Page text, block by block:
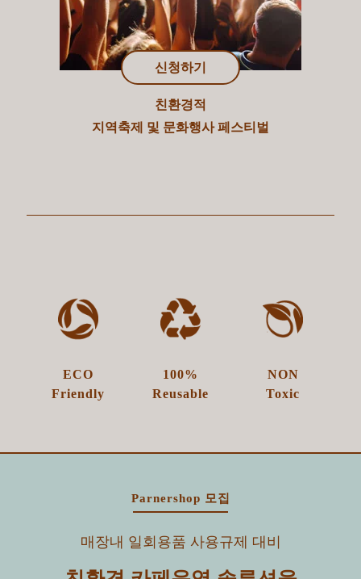
신청하기
친환경적
지역축제 및 문화행사 페스티벌
ECO
Friendly
100%​
Reusable
NON
Toxic
Parnershop 모집
매장내 일회용품 사용규제 대비